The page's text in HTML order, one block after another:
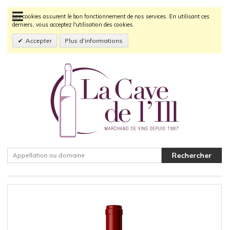
Les cookies assurent le bon fonctionnement de nos services. En utilisant ces
derniers, vous acceptez l'utilisation des cookies.
Accepter Plus d'informations